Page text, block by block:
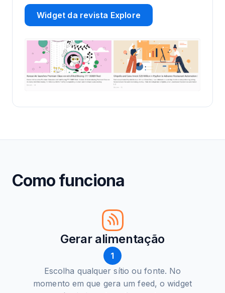
Widget da revista Explore
Como funciona
Gerar alimentação
1
Escolha qualquer sítio ou fonte. No
momento em que gera um feed, o widget